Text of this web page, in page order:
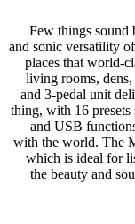
Few things sound
and sonic versatility
places that world-
living rooms,
and 3-pedal unit
thing, with 16
and USB
with the world. The
which is ideal for
the beauty and